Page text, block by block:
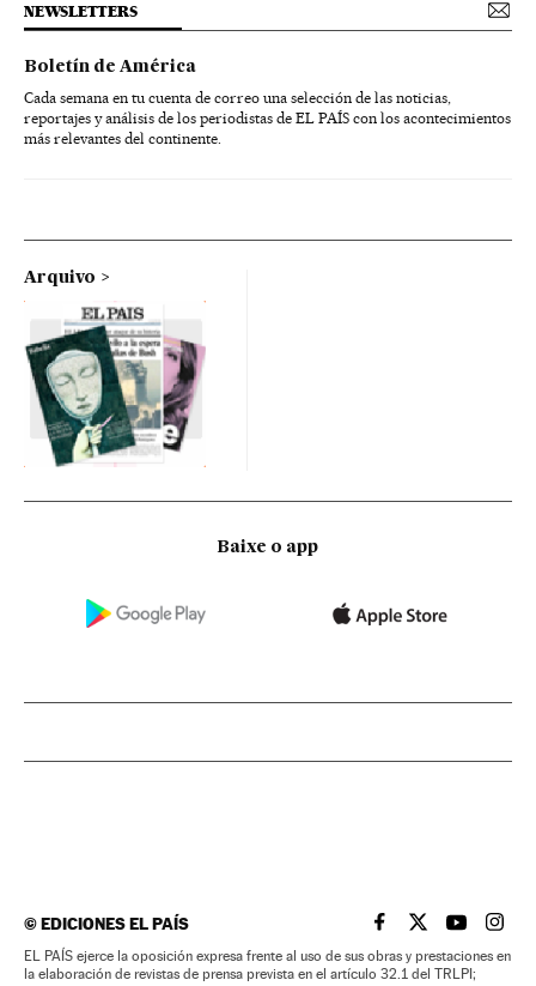
NEWSLETTERS
Boletín de América
Cada semana en tu cuenta de correo una selección de las noticias,
reportajes y análisis de los periodistas de EL PAÍS con los acontecimientos
más relevantes del continente.
Arquivo
Baixe o app
©EDICIONES EL PAÍS EL PAÍS BRASIL EN
EL PAÍSEL PAÍS
EL
EL PAÍS ejerce la oposición expresa frente al uso de sus obras y prestaciones en
la elaboración de revistas de prensa prevista en el artículo 32.1 del TRLPI;